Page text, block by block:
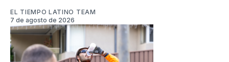
EL TIEMPO LATINO TEAM
7 de agosto de 2026